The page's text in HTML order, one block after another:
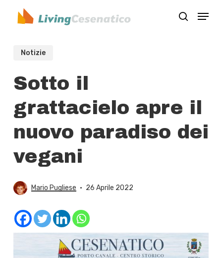
search
Menu
Notizie
Sotto il
grattacielo apre il
nuovo paradiso dei
vegani
Mario Pugliese 26 Aprile 2022